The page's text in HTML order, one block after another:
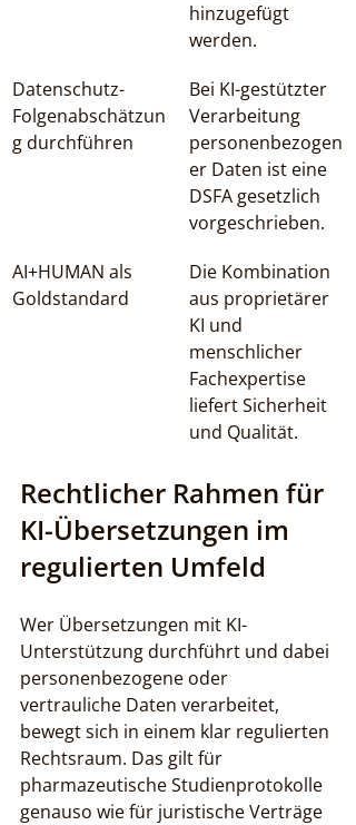
hinzugefügt
werden.
Datenschutz-
Folgenabschätzun
g durchführen
Bei KI-gestützter
Verarbeitung
personenbezogen
er Daten ist eine
DSFA gesetzlich
vorgeschrieben.
AI+HUMAN als
Goldstandard
Die Kombination
aus proprietärer
KI und
menschlicher
Fachexpertise
liefert Sicherheit
und Qualität.
Rechtlicher Rahmen für
KI-Übersetzungen im
regulierten Umfeld
Wer Übersetzungen mit KI-
Unterstützung durchführt und dabei
personenbezogene oder
vertrauliche Daten verarbeitet,
bewegt sich in einem klar regulierten
Rechtsraum. Das gilt für
pharmazeutische Studienprotokolle
genauso wie für juristische Verträge